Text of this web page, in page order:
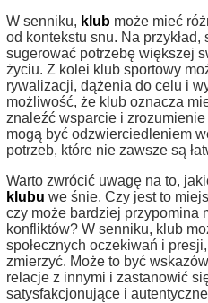
W senniku, klub może mieć
od kontekstu snu. Na
sugerować potrzebę większej
życiu. Z kolei klub sportowy
rywalizacji, dążenia do celu i
możliwość, że klub oznacza
znaleźć wsparcie i
mogą być odzwierciedleniem
potrzeb, które nie zawsze są
Warto zwrócić uwagę na to,
klubu we śnie. Czy jest to
czy może bardziej przypomina
konfliktów? W senniku, klub
społecznych oczekiwań i
zmierzyć. Może to być
relacje z innymi i zastanowić
satysfakcjonujące i